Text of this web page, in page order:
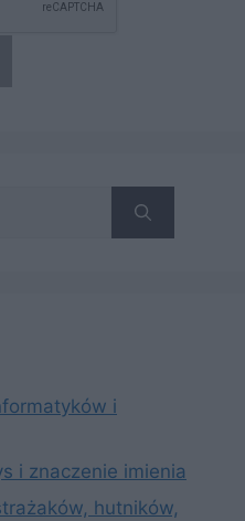
i
i znaczenie imienia
hutników,